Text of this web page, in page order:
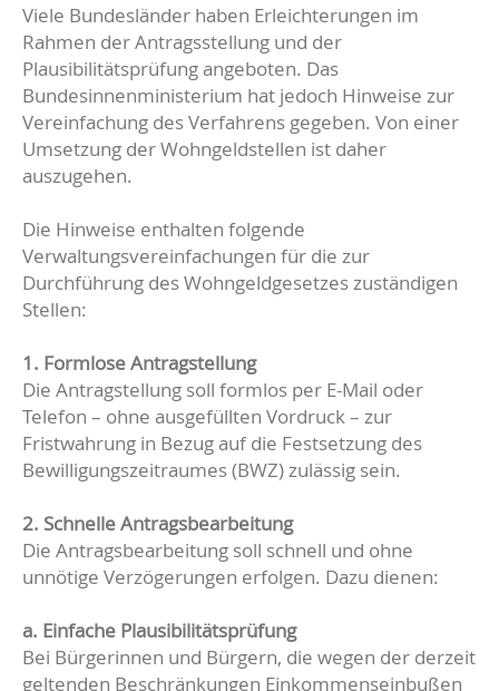
Viele Bundesländer haben Erleichterungen im
Rahmen der Antragsstellung und der
Plausibilitätsprüfung angeboten. Das
Bundesinnenministerium hat jedoch Hinweise zur
Vereinfachung des Verfahrens gegeben. Von einer
Umsetzung der Wohngeldstellen ist daher
auszugehen.
Die Hinweise enthalten folgende
Verwaltungsvereinfachungen für die zur
Durchführung des Wohngeldgesetzes zuständigen
Stellen:
1. Formlose Antragstellung
Die Antragstellung soll formlos per E-Mail oder
Telefon – ohne ausgefüllten Vordruck – zur
Fristwahrung in Bezug auf die Festsetzung des
Bewilligungszeitraumes (BWZ) zulässig sein.
2. Schnelle Antragsbearbeitung
Die Antragsbearbeitung soll schnell und ohne
unnötige Verzögerungen erfolgen. Dazu dienen:
a. Einfache Plausibilitätsprüfung
Bei Bürgerinnen und Bürgern, die wegen der derzeit
geltenden Beschränkungen Einkommenseinbußen